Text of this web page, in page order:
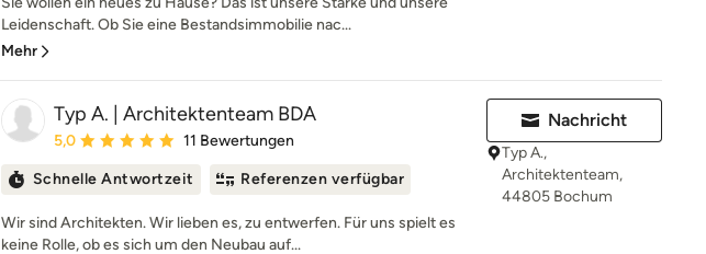
Leidenschaft. Ob Sie eine Bestandsimmobilie nac...
Mehr
Typ A. | Architektenteam BDA
Durchschnittliche Bewertung: 5 von 5 Sternen
5,0 11 Bewertungen
Schnelle Antwortzeit Referenzen verfügbar
Wir sind Architekten. Wir lieben es, zu entwerfen. Für uns spielt es
keine Rolle, ob es sich um den Neubau auf...
Nachricht
Typ A.,
Architektenteam,
44805 Bochum